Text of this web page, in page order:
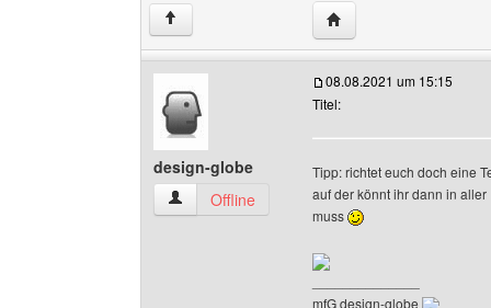
↑ Website dieses
design-globe
design-globe Benutzer-Profile anzeigen
Offline
08.08.2021 um 15:15
Titel:
Tipp: richtet euch doch eine
auf der könnt ihr dann in
muss
mfG design-globe